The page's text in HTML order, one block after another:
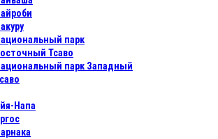
парк
Тсаво
парк Западный
Напа